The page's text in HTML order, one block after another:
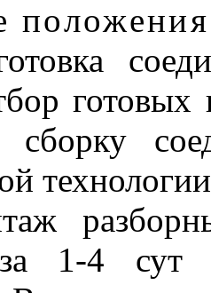
положения
сборку
1-4 сут